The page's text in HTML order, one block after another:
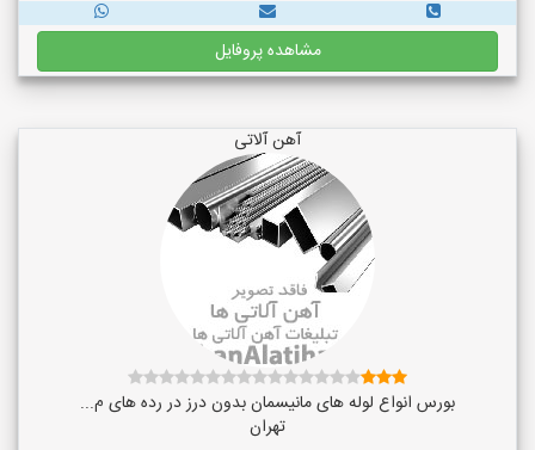
مشاهده پروفایل
آهن آلاتی
بورس انواع لوله های مانیسمان بدون درز در رده های م...
تهران